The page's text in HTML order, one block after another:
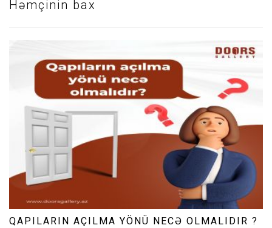
Həmçinin bax
QAPILARIN AÇILMA YÖNÜ NECƏ OLMALIDIR ?